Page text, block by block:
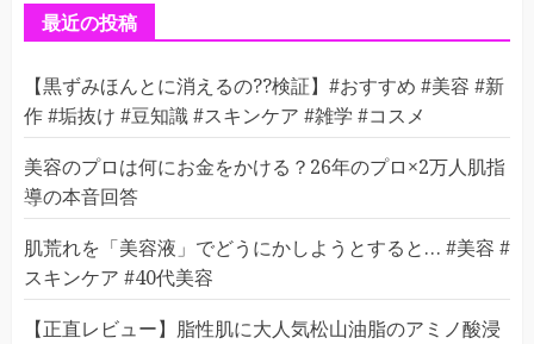
最近の投稿
【黒ずみほんとに消えるの??検証】#おすすめ #美容 #新
作 #垢抜け #豆知識 #スキンケア #雑学 #コスメ
美容のプロは何にお金をかける？26年のプロ×2万人肌指
導の本音回答
肌荒れを「美容液」でどうにかしようとすると… #美容 #
スキンケア #40代美容
【正直レビュー】脂性肌に大人気松山油脂のアミノ酸浸